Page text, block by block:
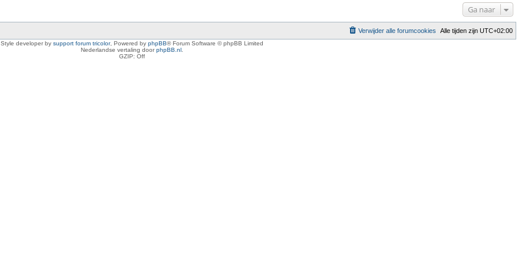
Ga naar
Alle tijden zijn UTC+02:00
Verwijder alle forumcookies
Style developer by support forum tricolor, Powered by phpBB® Forum Software © phpBB Limited
Nederlandse vertaling doorphpBB.nl
GZIP: Off